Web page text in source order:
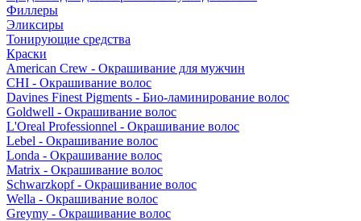
Филлеры
Эликсиры
Тонирующие средства
Краски
American Crew - Окрашивание для мужчин
CHI - Окрашивание волос
Davines Finest Pigments - Био-ламинирование волос
Goldwell - Окрашивание волос
L'Oreal Professionnel - Окрашивание волос
Lebel - Окрашивание волос
Londa - Окрашивание волос
Matrix - Окрашивание волос
Schwarzkopf - Окрашивание волос
Wella - Окрашивание волос
Greymy - Окрашивание волос